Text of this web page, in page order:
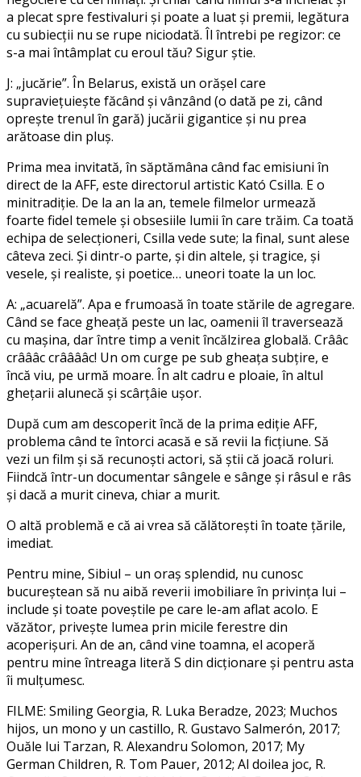
a plecat spre festivaluri și poate a luat și premii, legătura
cu subiecții nu se rupe niciodată. Îl întrebi pe regizor: ce
s-a mai întâmplat cu eroul tău? Sigur știe.
J: „jucărie”. În Belarus, există un orășel care
supraviețuiește făcând și vânzând (o dată pe zi, când
oprește trenul în gară) jucării gigantice și nu prea
arătoase din pluș.
Prima mea invitată, în săptămâna când fac emisiuni în
direct de la AFF, este directorul artistic Kató Csilla. E o
minitradiție. De la an la an, temele filmelor urmează
foarte fidel temele și obsesiile lumii în care trăim. Ca toată
echipa de selecționeri, Csilla vede sute; la final, sunt alese
câteva zeci. Și dintr-o parte, și din altele, și tragice, și
vesele, și realiste, și poetice… uneori toate la un loc.
A: „acuarelă”. Apa e frumoasă în toate stările de agregare.
Când se face gheață peste un lac, oamenii îl traversează
cu mașina, dar între timp a venit încălzirea globală. Crââc
crâââc crââââc! Un om curge pe sub gheața subțire, e
încă viu, pe urmă moare. În alt cadru e ploaie, în altul
ghețarii alunecă și scârțâie ușor.
După cum am descoperit încă de la prima ediție AFF,
problema când te întorci acasă e să revii la ficțiune. Să
vezi un film și să recunoști actori, să știi că joacă roluri.
Fiindcă într-un documentar sângele e sânge și râsul e râs
și dacă a murit cineva, chiar a murit.
O altă problemă e că ai vrea să călătorești în toate țările,
imediat.
Pentru mine, Sibiul – un oraș splendid, nu cunosc
bucureștean să nu aibă reverii imobiliare în privința lui –
include și toate poveștile pe care le-am aflat acolo. E
văzător, privește lumea prin micile ferestre din
acoperișuri. An de an, când vine toamna, el acoperă
pentru mine întreaga literă S din dicționare și pentru asta
îi mulțumesc.
FILME: Smiling Georgia, R. Luka Beradze, 2023; Muchos
hijos, un mono y un castillo, R. Gustavo Salmerón, 2017;
Ouăle lui Tarzan, R. Alexandru Solomon, 2017; My
German Children, R. Tom Pauer, 2012; Al doilea joc, R.